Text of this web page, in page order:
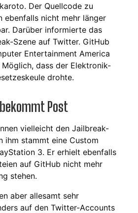
Der Quellcode zu
ebenfalls nicht mehr länger
Darüber informierte das
Szene auf Twitter. GitHub
Entertainment America
dass der Elektronik-
drohte.
Post
vielleicht den Jailbreak-
ihm stammt eine Custom
3. Er erhielt ebenfalls
auf GitHub nicht mehr
stehen.
aber allesamt sehr
auf den Twitter-Accounts